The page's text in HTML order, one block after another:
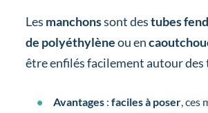
Les manchonssont destubes
de polyéthylèneou en
être enfilés facilement autour des
Avantages: faciles à poser, ces